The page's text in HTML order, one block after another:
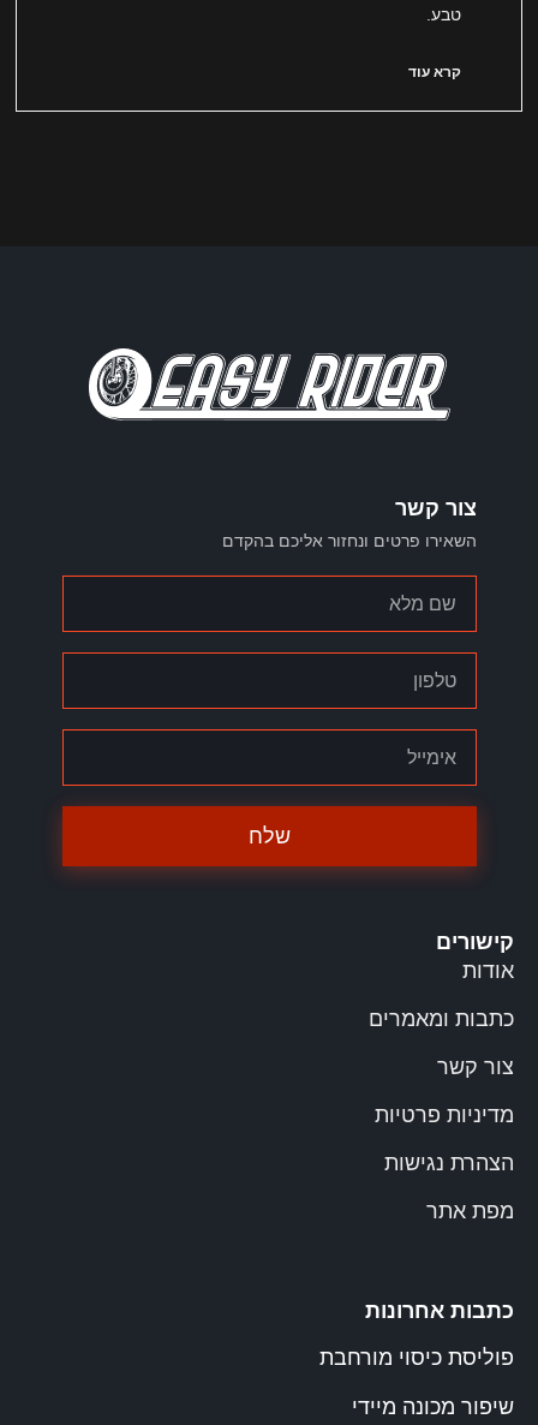
טבע.
קרא עוד
צור קשר
השאירו פרטים ונחזור אליכם בהקדם
שלח
קישורים
אודות
כתבות ומאמרים
צור קשר
מדיניות פרטיות
הצהרת נגישות
מפת אתר
כתבות אחרונות
פוליסת כיסוי מורחבת
שיפור מכונה מיידי